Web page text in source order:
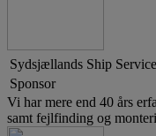
Sydsjællands Ship Service
Sponsor
Vi har mere end 40 års
samt fejlfinding og